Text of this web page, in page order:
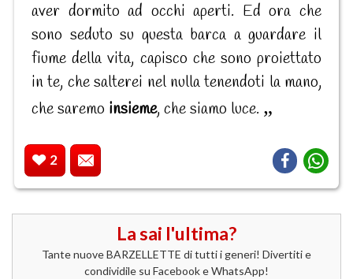
aver dormito ad occhi aperti. Ed ora che
sono seduto su questa barca a guardare il
fiume della vita, capisco che sono proiettato
in te, che salterei nel nulla tenendoti la mano,
che saremo insieme, che siamo luce.
2
La sai l'ultima?
Tante nuove BARZELLETTE di tutti i generi! Divertiti e
condividile su Facebook e WhatsApp!